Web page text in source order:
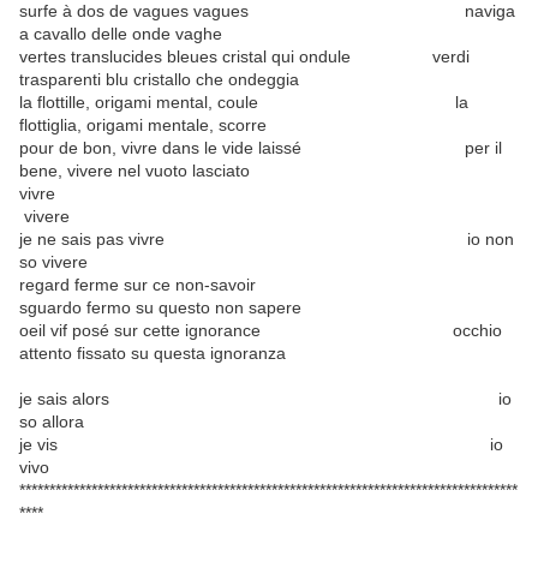
surfe à dos de vagues vagues naviga
a cavallo delle onde vaghe
vertes translucides bleues cristal qui ondule verdi
trasparenti blu cristallo che ondeggia
la flottille, origami mental, coule la
flottiglia, origami mentale, scorre
pour de bon, vivre dans le vide laissé per il
bene, vivere nel vuoto lasciato
vivre
vivere
je ne sais pas vivre io non
so vivere
regard ferme sur ce non-savoir
sguardo fermo su questo non sapere
oeil vif posé sur cette ignorance occhio
attento fissato su questa ignoranza
je sais alors io
so allora
je vis io
vivo
***********************************************************************************
****